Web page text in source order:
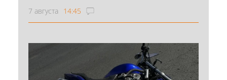
7 августа 14:45